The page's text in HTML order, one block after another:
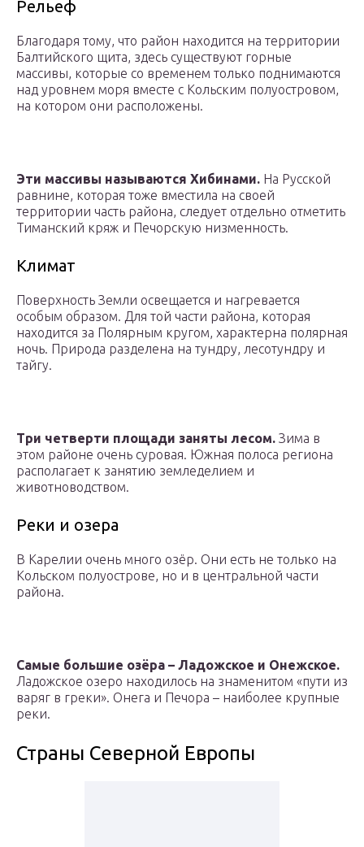
Рельеф
Благодаря тому, что район находится на территории
Балтийского щита, здесь существуют горные
массивы, которые со временем только поднимаются
над уровнем моря вместе с Кольским полуостровом,
на котором они расположены.
Эти массивы называются Хибинами. На Русской
равнине, которая тоже вместила на своей
территории часть района, следует отдельно отметить
Тиманский кряж и Печорскую низменность.
Климат
Поверхность Земли освещается и нагревается
особым образом. Для той части района, которая
находится за Полярным кругом, характерна полярная
ночь. Природа разделена на тундру, лесотундру и
тайгу.
Три четверти площади заняты лесом. Зима в
этом районе очень суровая. Южная полоса региона
располагает к занятию земледелием и
животноводством.
Реки и озера
В Карелии очень много озёр. Они есть не только на
Кольском полуострове, но и в центральной части
района.
Самые большие озёра – Ладожское и Онежское.
Ладожское озеро находилось на знаменитом «пути из
варяг в греки». Онега и Печора – наиболее крупные
реки.
Страны Северной Европы